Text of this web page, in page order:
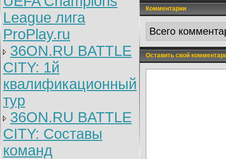
League лига
ProPlay.ru
36ON.RU BATTLE
CITY: 1й
квалификационный
тур
36ON.RU BATTLE
CITY: Составы
команд
Комментарии
Всего
Оставить свой